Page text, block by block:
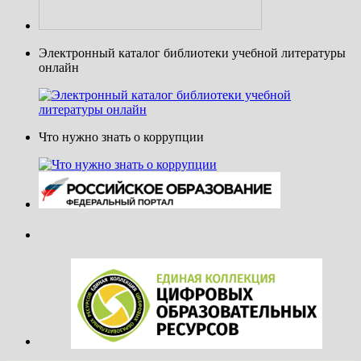
Электронный каталог библиотеки учебной литературы
онлайн
Что нужно знать о коррупции